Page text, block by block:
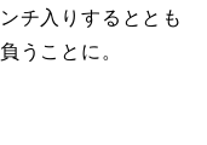
チ入りするととも
うことに。